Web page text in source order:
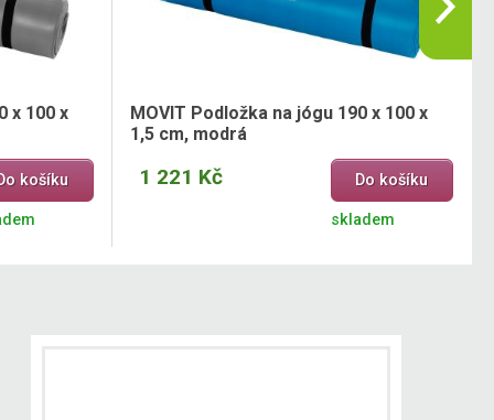
x 100 x
košíku
MOVIT Podložka na jógu 190 x 100 x
1,5 cm, modrá
1 221 Kč Do košíku
skladem